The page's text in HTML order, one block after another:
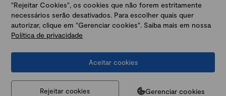
Desbloqueie seu mundo crypto
Av. Brigadeiro Faria Lima, 3447, 9 andar - sala 11 - Itaim Bibi - São Paulo, SP, 04538-133,
Prevenção a golpes e fraudes|Regulamentos
"Rejeitar Cookies", os cookies que não forem estritamente
necessários serão desativados. Para escolher quais quer
autorizar, clique em "Gerenciar cookies". Saiba mais em nossa
Política de privacidade
Gerenciar cookies
Aceitar cookies
Rejeitar cookies